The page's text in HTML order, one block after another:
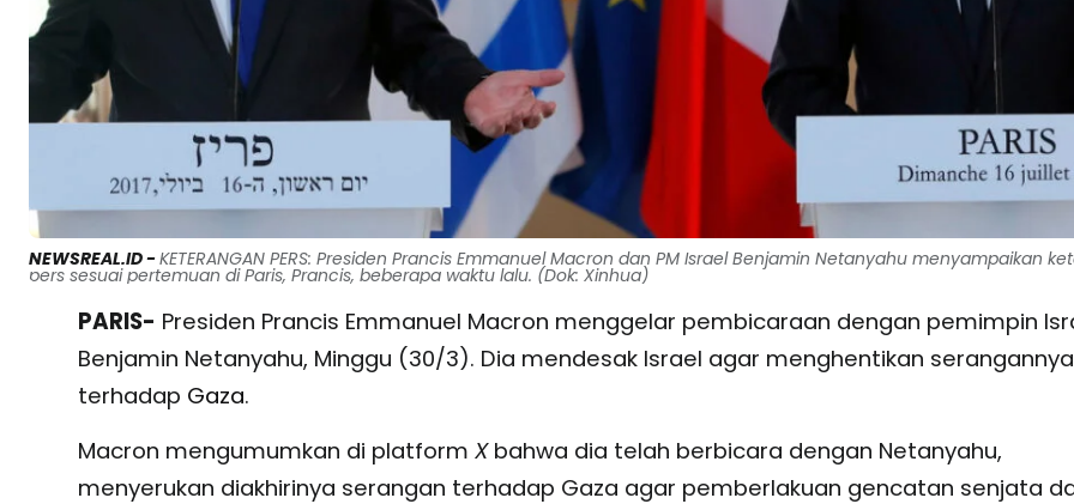
NEWSREAL.ID -KETERANGAN PERS: Presiden Prancis Emmanuel Macron dan PM Israel Benjamin Netanyahu menyampaikan
pers sesuai pertemuan di Paris, Prancis, beberapa waktu lalu. (Dok: Xinhua)
PARIS- Presiden Prancis Emmanuel Macron menggelar pembicaraan dengan pemimpin
Benjamin Netanyahu, Minggu (30/3). Dia mendesak Israel agar menghentikan serangannya
terhadap Gaza.
Macron mengumumkan di platform Xbahwa dia telah berbicara dengan Netanyahu,
menyerukan diakhirinya serangan terhadap Gaza agar pemberlakuan gencatan senjata